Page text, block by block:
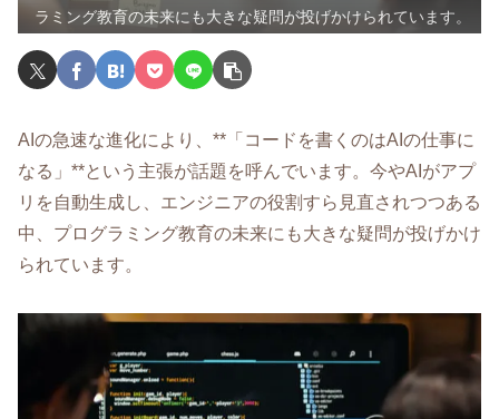
ラミング教育の未来にも大きな疑問が投げかけられています。
AIの急速な進化により、**「コードを書くのはAIの仕事に
なる」**という主張が話題を呼んでいます。今やAIがアプ
リを自動生成し、エンジニアの役割すら見直されつつある
中、プログラミング教育の未来にも大きな疑問が投げかけ
られています。